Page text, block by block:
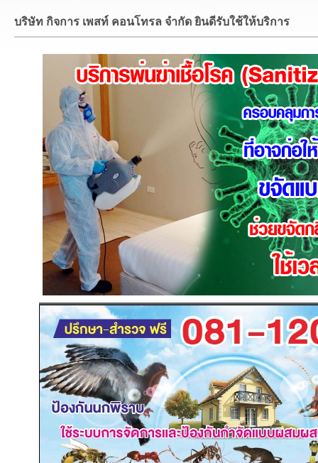
บริษัท กิจการ เพสท์ คอนโทรล จำกัด ยินดีรับใช้ให้บริการ